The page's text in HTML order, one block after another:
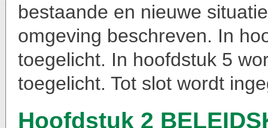
bestaande en nieuwe
omgeving beschreven. In
toegelicht. In hoofdstuk 5
toegelicht. Tot slot wordt
Hoofdstuk 2